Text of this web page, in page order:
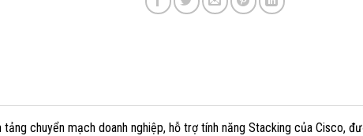
chuyển mạch doanh nghiệp, hỗ trợ tính năng Stacking của Cisco,